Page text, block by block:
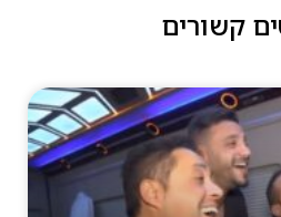
קשורים